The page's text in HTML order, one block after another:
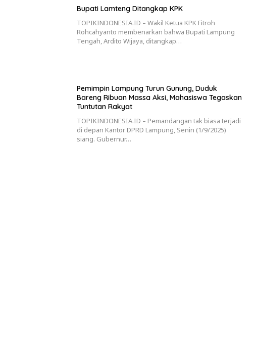
Bupati Lamteng Ditangkap KPK
TOPIKINDONESIA.ID – Wakil Ketua KPK Fitroh
Rohcahyanto membenarkan bahwa Bupati Lampung
Tengah, Ardito Wijaya, ditangkap…
Pemimpin Lampung Turun Gunung, Duduk
Bareng Ribuan Massa Aksi, Mahasiswa Tegaskan
Tuntutan Rakyat
TOPIKINDONESIA.ID – Pemandangan tak biasa terjadi
di depan Kantor DPRD Lampung, Senin (1/9/2025)
siang. Gubernur…